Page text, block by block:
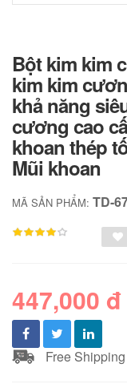
Bột kim kim
kim kim
khả năng
cương cao
khoan thép
Mũi khoan
MÃ SẢN PHẨM: TD-
447,000 đ
Free Shipping